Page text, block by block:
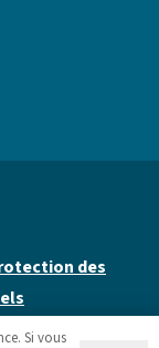
des
Si vous